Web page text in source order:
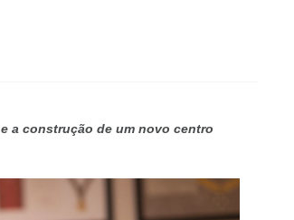
a construção de um novo centro